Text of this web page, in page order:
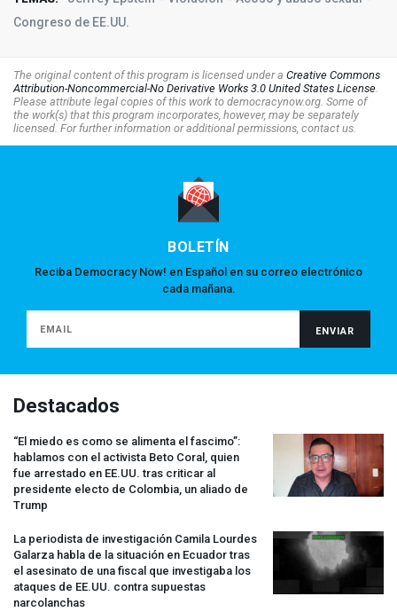
Congreso de EE.UU.
The original content of this program is licensed under a Creative Commons
Attribution-Noncommercial-No Derivative Works 3.0 United States License.
Please attribute legal copies of this work to democracynow.org. Some of
the work(s) that this program incorporates, however, may be separately
licensed. For further information or additional permissions, contact us.
BOLETÍN
Reciba Democracy Now! en Español en su correo electrónico
cada mañana.
Destacados
“El miedo es como se alimenta el fascimo”:
hablamos con el activista Beto Coral, quien
fue arrestado en EE.UU. tras criticar al
presidente electo de Colombia, un aliado de
Trump
La periodista de investigación Camila Lourdes
Galarza habla de la situación en Ecuador tras
el asesinato de una fiscal que investigaba los
ataques de EE.UU. contra supuestas
narcolanchas